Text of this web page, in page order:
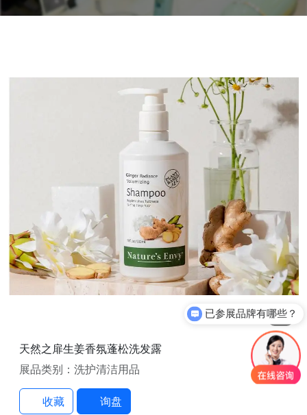
2/2
天然之扉生姜香氛蓬松洗发露
展品类别：洗护清洁用品
收藏 询盘
已参展品牌有哪些？
你们是怎么收费的呢？